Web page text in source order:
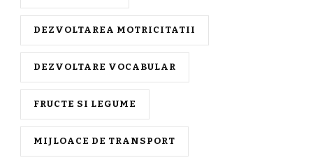
DEZVOLTAREA MOTRICITATII
DEZVOLTARE VOCABULAR
FRUCTE SI LEGUME
MIJLOACE DE TRANSPORT